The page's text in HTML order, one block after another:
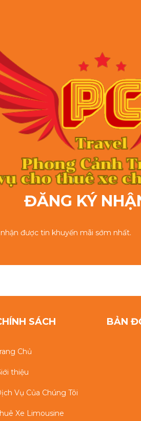
ĐĂNG KÝ
được tin khuyến mãi sớm nhất.
SÁCH
Chủ
thiệu
Vụ Của Chúng Tôi
Xe Limousine
BẢN